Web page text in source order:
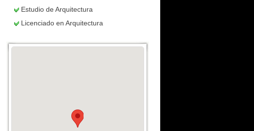
Estudio de Arquitectura
Licenciado en Arquitectura